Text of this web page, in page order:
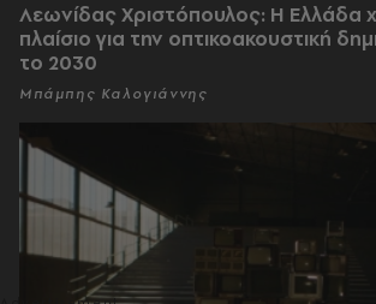
Λεωνίδας Χριστόπουλος: Η Ελλάδα
πλαίσιο για την οπτικοακουστική
το 2030
Μπάμπης Καλογιάννης